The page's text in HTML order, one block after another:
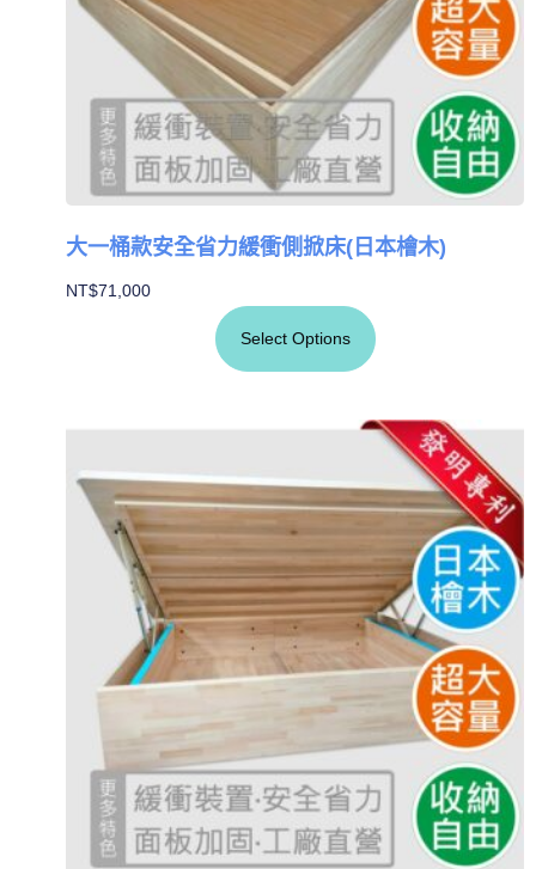
大一桶款安全省力緩衝側掀床(日本檜木)
NT$71,000
Select Options